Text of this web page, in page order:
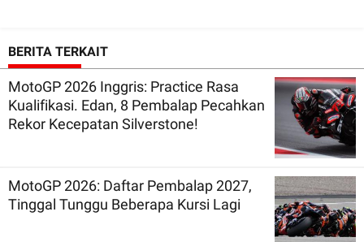
BERITA TERKAIT
MotoGP 2026 Inggris: Practice Rasa
Kualifikasi. Edan, 8 Pembalap Pecahkan
Rekor Kecepatan Silverstone!
MotoGP 2026: Daftar Pembalap 2027,
Tinggal Tunggu Beberapa Kursi Lagi